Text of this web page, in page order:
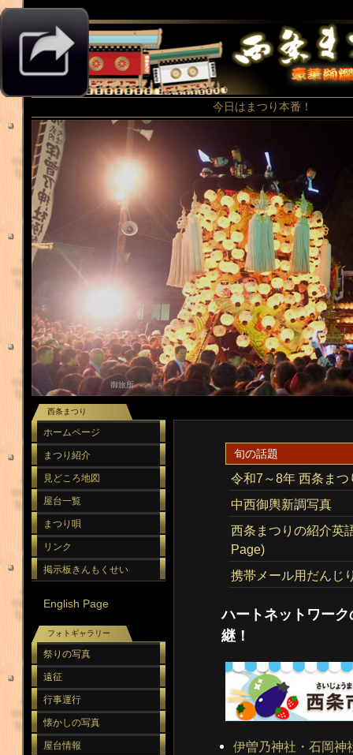
今日はまつり本番！
御旅所 みこし奉納
御旅所
西条まつり
ホームページ
まつり紹介
見どころ地図
屋台一覧
まつり唄
リンク
掲示板きんもくせい
English Page
フォトギャラリー
祭りの写真
遠征
行事運行
懐かしの写真
屋台情報
旬の話題
令和7～8年 西条ま
中西御輿新調写真
西条まつりの紹介英
Page)
携帯メール用だんじ
ハートネットワー
継！
伊曽乃神社・石岡神